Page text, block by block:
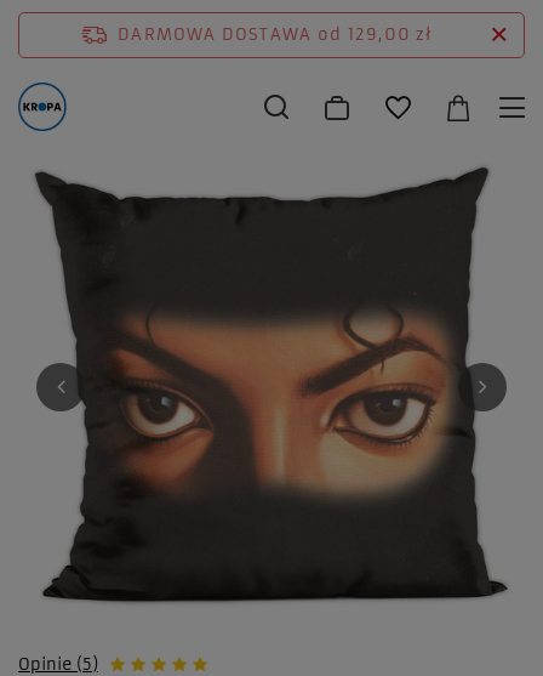
DARMOWA DOSTAWA od 129,00 zł
Opinie (5)